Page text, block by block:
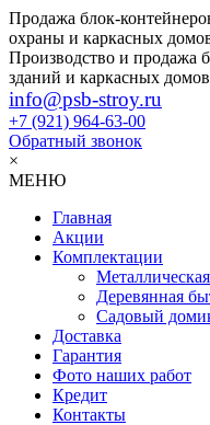
Продажа блок-
охраны и каркасных
Производство и продажа
зданий и каркасных домов
info@psb-stroy.ru
+7 (921) 964-63-00
Обратный звонок
×
МЕНЮ
Главная
Акции
Комплектации
Деревянная
Садовый
Доставка
Гарантия
Фото наших работ
Кредит
Контакты